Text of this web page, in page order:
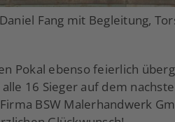
Fang mit Begleitung,
Pokal ebenso feierlich
16 Sieger auf dem
BSW Malerhandwerk